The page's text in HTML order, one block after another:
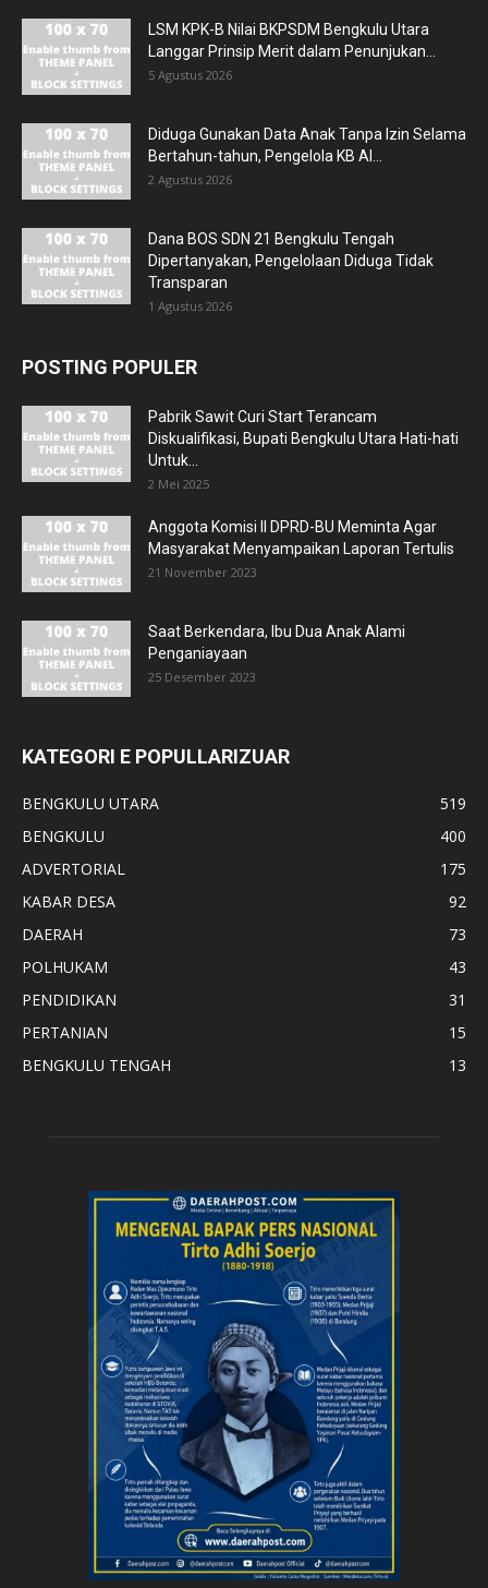
LSM KPK-B Nilai BKPSDM Bengkulu Utara
Langgar Prinsip Merit dalam Penunjukan...
5 Agustus 2026
Diduga Gunakan Data Anak Tanpa Izin Selama
Bertahun-tahun, Pengelola KB Al...
2 Agustus 2026
Dana BOS SDN 21 Bengkulu Tengah
Dipertanyakan, Pengelolaan Diduga Tidak
Transparan
1 Agustus 2026
POSTING POPULER
Pabrik Sawit Curi Start Terancam
Diskualifikasi, Bupati Bengkulu Utara Hati-hati
Untuk...
2 Mei 2025
Anggota Komisi II DPRD-BU Meminta Agar
Masyarakat Menyampaikan Laporan Tertulis
21 November 2023
Saat Berkendara, Ibu Dua Anak Alami
Penganiayaan
25 Desember 2023
KATEGORI E POPULLARIZUAR
BENGKULU UTARA
519
BENGKULU
400
ADVERTORIAL
175
KABAR DESA
92
DAERAH
73
POLHUKAM
43
PENDIDIKAN
31
PERTANIAN
15
BENGKULU TENGAH
13